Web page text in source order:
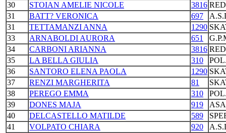
30
STOIAN AMELIE NICOLE 3816
31
BATT? VERONICA 697
31
TETTAMANZI ANNA 1290
33
ARNABOLDI AURORA 651
34
CARBONI ARIANNA 3816
35
LA BELLA GIULIA 310
36
SANTORO ELENA PAOLA 1290
37
RENZI MARGHERITA 81
38
PEREGO EMMA 310
39
DONES MAJA 919
ASA
40
DELCASTELLO MATILDE 589
41
VOLPATO CHIARA 920